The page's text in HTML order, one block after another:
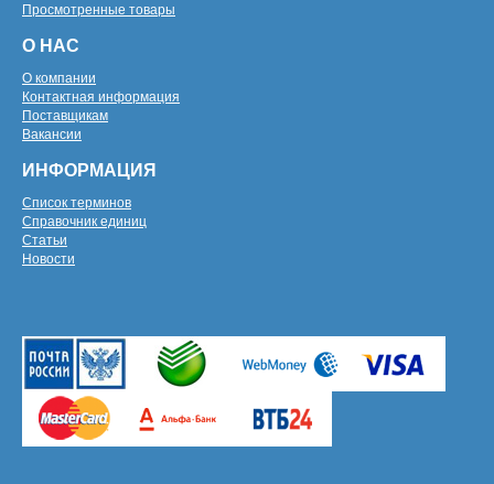
Просмотренные товары
О НАС
О компании
Контактная информация
Поставщикам
Вакансии
ИНФОРМАЦИЯ
Список терминов
Справочник единиц
Статьи
Новости